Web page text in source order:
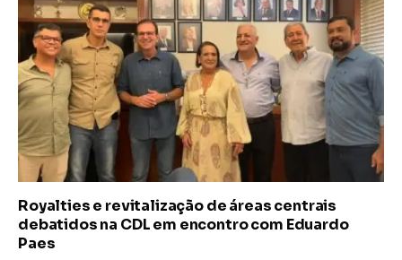
Royalties e revitalização de áreas centrais
debatidos na CDL em encontro com Eduardo
Paes